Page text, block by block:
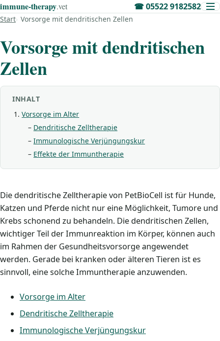
immune‑therapy.vet ☎05522 9182582
Start Vorsorge mit dendritischen Zellen
Vorsorge mit dendritischen
Zellen
INHALT
Vorsorge im Alter
Dendritische Zelltherapie
Immunologische Verjüngungskur
Effekte der Immuntherapie
Die dendritische Zelltherapie von PetBioCell ist für Hunde,
Katzen und Pferde nicht nur eine Möglichkeit, Tumore und
Krebs schonend zu behandeln. Die dendritischen Zellen,
wichtiger Teil der Immunreaktion im Körper, können auch
im Rahmen der Gesundheitsvorsorge angewendet
werden. Gerade bei kranken oder älteren Tieren ist es
sinnvoll, eine solche Immuntherapie anzuwenden.
Vorsorge im Alter
Dendritische Zelltherapie
Immunologische Verjüngungskur